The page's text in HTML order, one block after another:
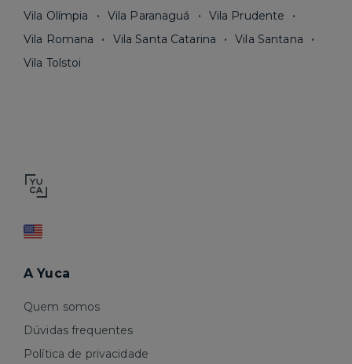
Vila Olímpia
Vila Paranaguá
Vila Prudente
Vila Romana
Vila Santa Catarina
Vila Santana
Vila Tolstoi
A Yuca
Quem somos
Dúvidas frequentes
Política de privacidade